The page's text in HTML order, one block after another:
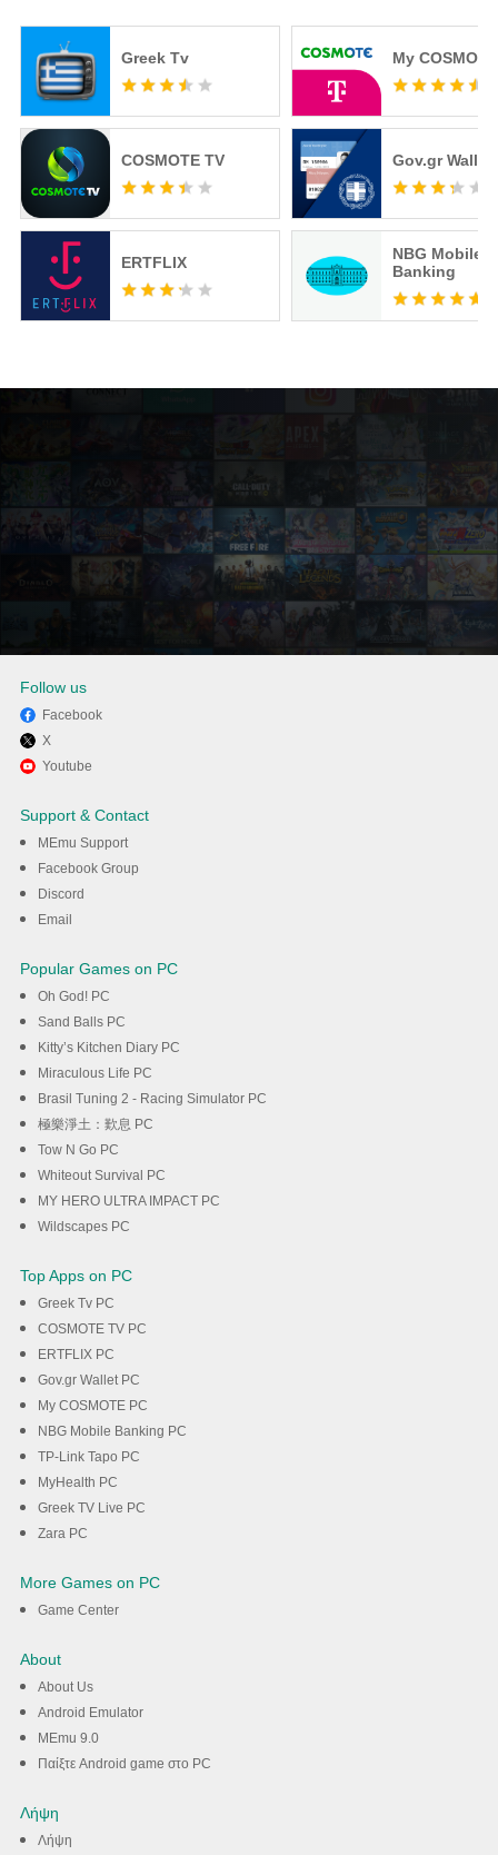
Greek Tv
COSMOTE TV
ERTFLIX
My COSMOTE
Gov.gr Wallet
NBG Mobile
Banking
Απολαύστε τη χρήση του
Gender Changer σε
υπολογιστή με το MEmu
Follow us
Facebook
X
Youtube
Support & Contact
MEmu Support
Facebook Group
Discord
Email
Popular Games on PC
Oh God! PC
Sand Balls PC
Kitty’s Kitchen Diary PC
Miraculous Life PC
Brasil Tuning 2 - Racing Simulator PC
極樂淨土：歎息 PC
Tow N Go PC
Whiteout Survival PC
MY HERO ULTRA IMPACT PC
Wildscapes PC
Top Apps on PC
Greek Tv PC
COSMOTE TV PC
ERTFLIX PC
Gov.gr Wallet PC
My COSMOTE PC
NBG Mobile Banking PC
TP-Link Tapo PC
MyHealth PC
Greek TV Live PC
Zara PC
More Games on PC
Game Center
About
About Us
Android Emulator
MEmu 9.0
Παίξτε Android game στο PC
Λήψη
Λήψη